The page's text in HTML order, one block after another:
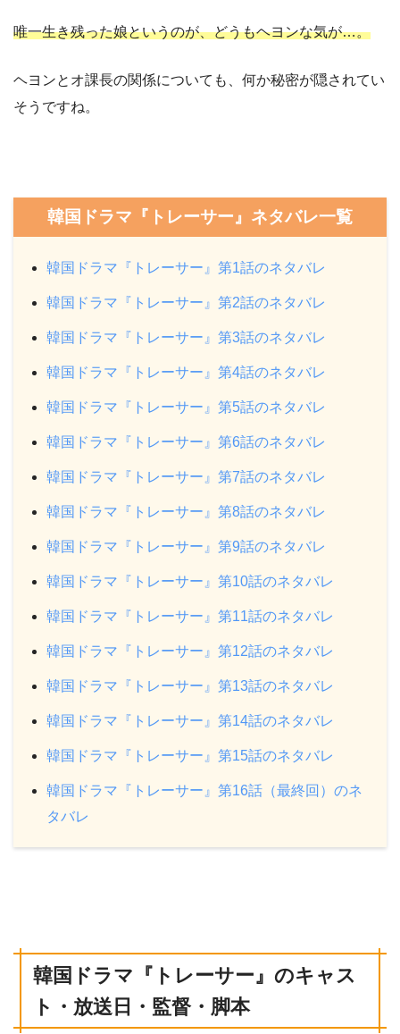
唯一生き残った娘というのが、どうもヘヨンな気が…。
ヘヨンとオ課長の関係についても、何か秘密が隠されてい
そうですね。
韓国ドラマ『トレーサー』ネタバレ一覧
韓国ドラマ『トレーサー』第1話のネタバレ
韓国ドラマ『トレーサー』第2話のネタバレ
韓国ドラマ『トレーサー』第3話のネタバレ
韓国ドラマ『トレーサー』第4話のネタバレ
韓国ドラマ『トレーサー』第5話のネタバレ
韓国ドラマ『トレーサー』第6話のネタバレ
韓国ドラマ『トレーサー』第7話のネタバレ
韓国ドラマ『トレーサー』第8話のネタバレ
韓国ドラマ『トレーサー』第9話のネタバレ
韓国ドラマ『トレーサー』第10話のネタバレ
韓国ドラマ『トレーサー』第11話のネタバレ
韓国ドラマ『トレーサー』第12話のネタバレ
韓国ドラマ『トレーサー』第13話のネタバレ
韓国ドラマ『トレーサー』第14話のネタバレ
韓国ドラマ『トレーサー』第15話のネタバレ
韓国ドラマ『トレーサー』第16話（最終回）のネ
タバレ
韓国ドラマ 『 トレーサー』のキャス
ト・放送日・監督・脚本